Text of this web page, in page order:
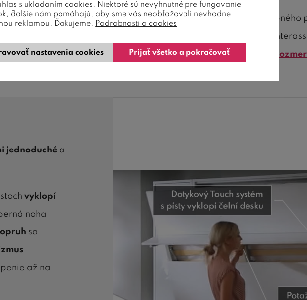
sa dizajnovo zapojili do interiéru a ponúkajú širokú škálu farebného
, čo zvyšuje jej praktičnosť. Postele
180x200 cm. V našej ponuke preto nájdete ajďalšie farby a
pri stálom komforte pohodlia.
jednoduché a
vyklopí
noha
sa
až na
s ukladaním cookies. Niektoré sú nevyhnutné pre fungovanie
ďalšie nám pomáhajú, aby sme vás neobťažovali nevhodne
reklamou. Ďakujeme. Podrobnosti o cookies
nastavenia cookies Prijať všetko a pokračovať